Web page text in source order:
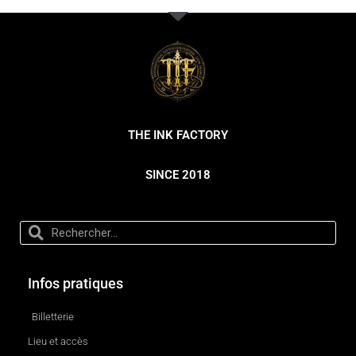
THE INK FACTORY
SINCE 2018
Infos pratiques
Billetterie
Lieu et accès